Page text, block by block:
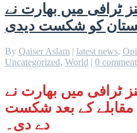
ٹرافی میں بھارت نے
کو شکست دیدی
By Qaiser Aslam | latest news,
Uncategorized, World | 0 comment
ٹرافی میں بھارت نے
کے بعد شکست
دے دی۔